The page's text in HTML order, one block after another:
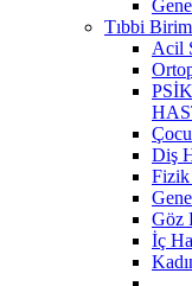
Tıbbi
Acil
Diş
Fizik
Göz
İç